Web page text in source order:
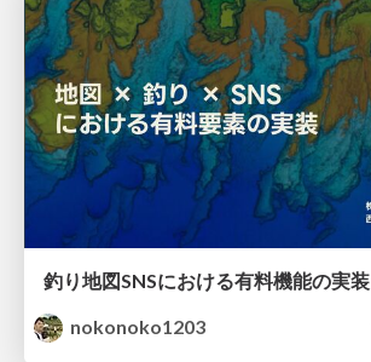
釣り地図SNSにおける有料機能の実装
nokonoko1203